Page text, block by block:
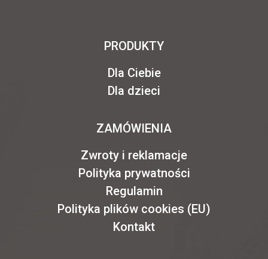
PRODUKTY
Dla Ciebie
Dla dzieci
ZAMÓWIENIA
Zwroty i reklamacje
Polityka prywatności
Regulamin
Polityka plików cookies (EU)
Kontakt